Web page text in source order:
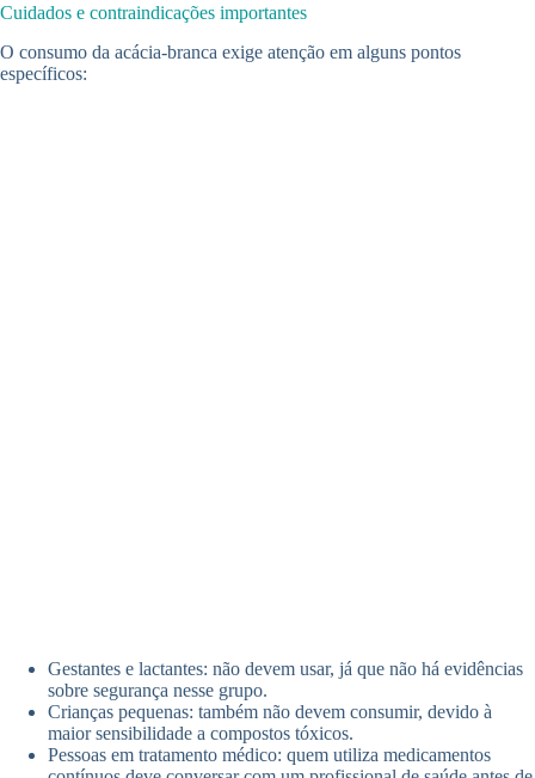
Cuidados e contraindicações importantes
O consumo da acácia-branca exige atenção em alguns pontos
específicos:
Gestantes e lactantes: não devem usar, já que não há evidências
sobre segurança nesse grupo.
Crianças pequenas: também não devem consumir, devido à
maior sensibilidade a compostos tóxicos.
Pessoas em tratamento médico: quem utiliza medicamentos